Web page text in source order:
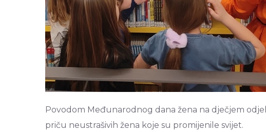
Povodom Međunarodnog dana žena na dječjem
priču neustrašivih žena koje su promijenile svijet.